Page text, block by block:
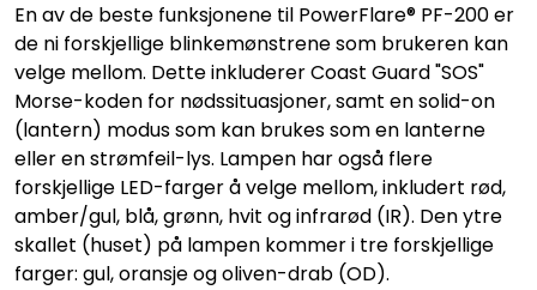
En av de beste funksjonene til PowerFlare® PF-200 er
de ni forskjellige blinkemønstrene som brukeren kan
velge mellom. Dette inkluderer Coast Guard "SOS"
Morse-koden for nødssituasjoner, samt en solid-on
(lantern) modus som kan brukes som en lanterne
eller en strømfeil-lys. Lampen har også flere
forskjellige LED-farger å velge mellom, inkludert rød,
amber/gul, blå, grønn, hvit og infrarød (IR). Den ytre
skallet (huset) på lampen kommer i tre forskjellige
farger: gul, oransje og oliven-drab (OD).